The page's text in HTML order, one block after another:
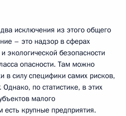
исключения из этого общего
– это надзор в сферах
безопасности
опасности. Там можно
в силу специфики самих рисков,
по статистике, в этих
малого
есть крупные предприятия.